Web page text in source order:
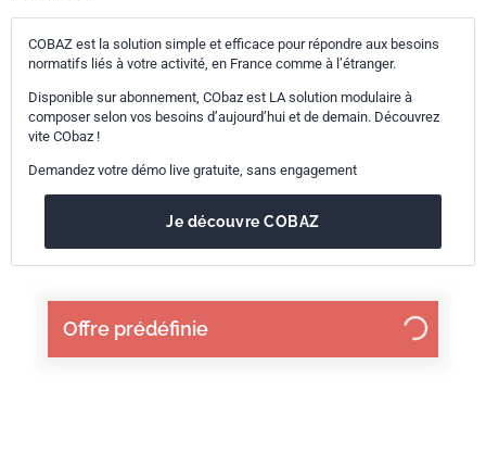
Offre prédéfinie
COBAZ est la solution simple et efficace pour répondre aux besoins
normatifs liés à votre activité, en France comme à l’étranger.
Disponible sur abonnement, CObaz est LA solution modulaire à
composer selon vos besoins d’aujourd’hui et de demain. Découvrez
vite CObaz !
Demandez votre démo live gratuite, sans engagement
Je découvre COBAZ